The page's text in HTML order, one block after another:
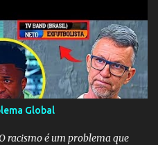
Global
racismo é um problema que